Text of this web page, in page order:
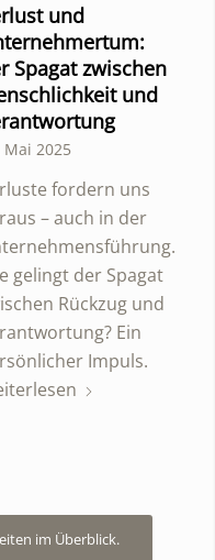
und
Spagat zwischen
und
Mai 2025
fordern uns
– auch in der
gelingt der Spagat
Rückzug und
Ein
Impuls.
im Überblick.